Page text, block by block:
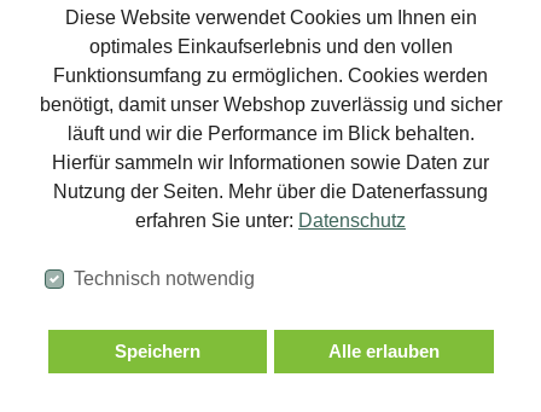
Persönlichkeits- undTeamentwicklung
Beratung für Vereine und Organisationen (Nonprofit)
Hypnosystemische Perspektiven
Change Prozesse in Unternehmen
Beratung in irritierten Systemen
Mehr erfahren
Newsletter
Mit unserem Rundbrief erhaltet Ihr die neuesten Produkte und
die besten Angebote per E-Mail, damit Ihr nichts mehr verpasst.
Diese Website verwendet Cookies um Ihnen ein
optimales Einkaufserlebnis und den vollen
Funktionsumfang zu ermöglichen. Cookies werden
benötigt, damit unser Webshop zuverlässig und sicher
läuft und wir die Performance im Blick behalten.
Hierfür sammeln wir Informationen sowie Daten zur
Nutzung der Seiten. Mehr über die Datenerfassung
erfahren Sie unter: Datenschutz
Technisch notwendig
Alle erlauben
Speichern